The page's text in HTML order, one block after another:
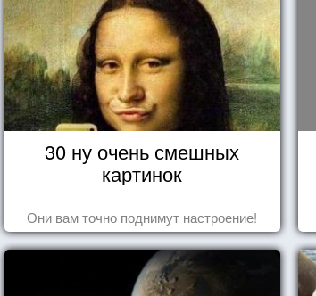
30 ну очень смешных
картинок
Они вам точно поднимут настроение!